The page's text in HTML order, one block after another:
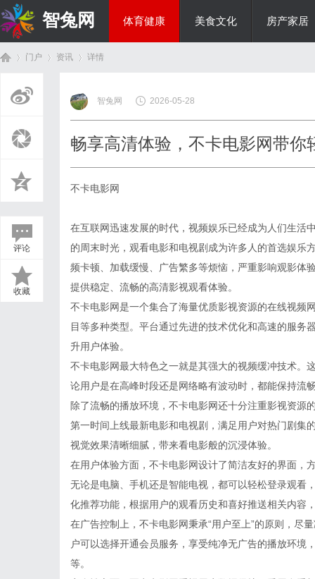
智兔网 体育健康 美食文化 房产家居
门户 资讯
›
详情
评论
收藏
智兔网 2026-05-28
畅享高清体验，不卡电影网带你
不卡电影网
在互联网迅速发展的时代，视频娱乐已经成为人们生活
的周末时光，观看电影和电视剧成为许多人的首选娱乐
频卡顿、加载缓慢、广告繁多等烦恼，严重影响观影体
提供稳定、流畅的高清影视观看体验。
不卡电影网是一个集合了海量优质影视资源的在线视频
目等多种类型。平台通过先进的技术优化和高速的服务
升用户体验。
不卡电影网最大特色之一就是其强大的视频缓冲技术。
论用户是在高峰时段还是网络略有波动时，都能保持流
除了流畅的播放环境，不卡电影网还十分注重影视资源
第一时间上线最新电影和电视剧，满足用户对热门剧集
视觉效果清晰细腻，带来看电影般的沉浸体验。
在用户体验方面，不卡电影网设计了简洁友好的界面，
无论是电脑、手机还是智能电视，都可以轻松登录观看
化推荐功能，根据用户的观看历史和喜好推送相关内容
在广告控制上，不卡电影网秉承“用户至上”的原则，尽
户可以选择开通会员服务，享受纯净无广告的播放环
等。